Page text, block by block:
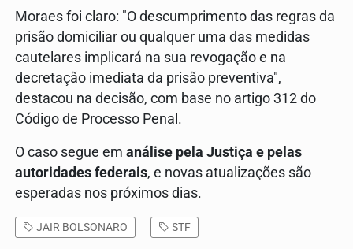
Moraes foi claro: "O descumprimento das regras da
prisão domiciliar ou qualquer uma das medidas
cautelares implicará na sua revogação e na
decretação imediata da prisão preventiva",
destacou na decisão, com base no artigo 312 do
Código de Processo Penal.
O caso segue em análise pela Justiça e pelas
autoridades federais, e novas atualizações são
esperadas nos próximos dias.
JAIR BOLSONARO STF